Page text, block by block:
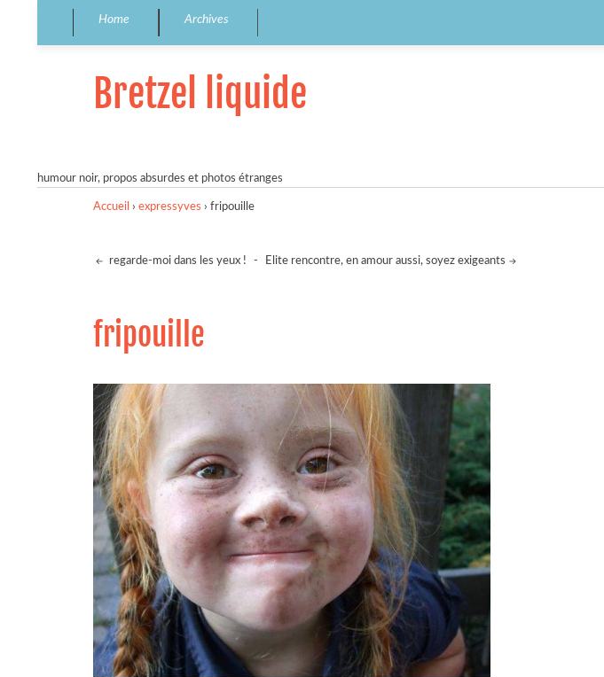
Home Archives
Bretzel liquide
humour noir, propos absurdes et photos étranges
Accueil › expressyves › fripouille
regarde-moi dans les yeux ! - Elite rencontre, en amour aussi, soyez exigeants
fripouille